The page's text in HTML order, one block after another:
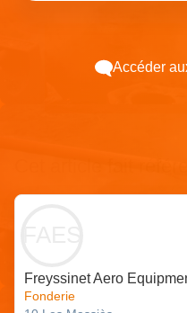
Accéder
Freyssinet Aero
Fonderie